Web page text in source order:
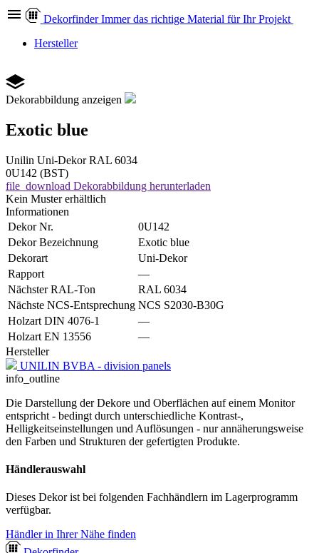
Dekorfinder Immer das richtige Material für Ihr Projekt
Hersteller
Dekorabbildung anzeigen
Exotic blue
Unilin Uni-Dekor RAL 6034
0U142 (BST)
file_download Dekorabbildung herunterladen
Kein Muster erhältlich
Informationen
Dekor Nr.
0U142
Dekor Bezeichnung
Exotic blue
Dekorart
Uni-Dekor
Rapport
—
Nächster RAL-Ton
RAL 6034
Nächste NCS-Entsprechung NCS S2030-B30G
Holzart DIN 4076-1
—
Holzart EN 13556
—
Hersteller
UNILIN BVBA - division panels
info_outline
Die Darstellung der Dekore und Oberflächen auf einem Monitor
entspricht - bedingt durch unterschiedliche Kontrast-,
Helligkeitseinstellungen und Auflösungen - nur annäherungsweise
den Farben und Strukturen der gefertigten Produkte.
Händlerauswahl
Dieses Dekor ist bei folgenden Fachhändlern im Lagerprogramm
verfügbar.
Händler in Ihrer Nähe finden